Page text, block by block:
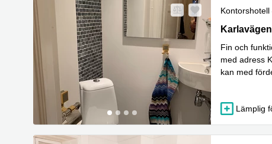
Kontorshotell
Karlavägen
Lämplig
Fin och
med adress
kan med